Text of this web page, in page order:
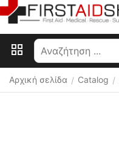
Αρχική σελίδα / Catalog /